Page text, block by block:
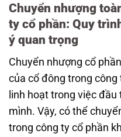
Chuyển nhượng
ty cổ phần: Quy
ý quan trọng
Chuyển nhượng cổ
của cổ đông trong công
linh hoạt trong việc
mình. Vậy, có thể
trong công ty cổ phần